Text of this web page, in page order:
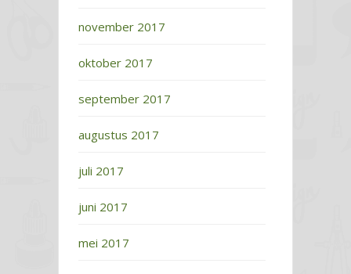
november 2017
oktober 2017
september 2017
augustus 2017
juli 2017
juni 2017
mei 2017